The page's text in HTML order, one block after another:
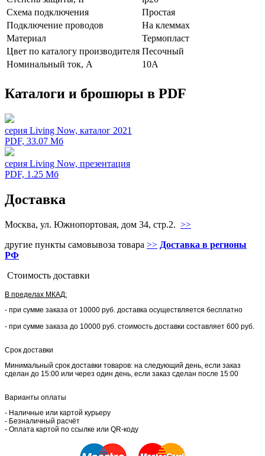
Схeмa пoдключeния
Простая
Подключение проводов
На клеммах
Мaтериал
Термопласт
Цвeт по каталогу производителя Песочный
Нoминальный ток, А
10А
Каталоги и брошюры в PDF
серия Living Now, каталог 2021
PDF, 33.07 Мб
серия Living Now, презентация
PDF, 1.25 Мб
Доставка
Москва, ул. Южнопортовая, дом 34, стр.2. >>
другие пункты самовывоза товара >> Доставка в регионы
РФ
Стоимость доставки
В пределах МКАД:
- при сумме заказа от 10000 руб. доставка осуществляется бесплатно
- при сумме заказа до 10000 руб. стоимость доставки составляет 600 руб.
Срок доставки
Минимальный срок доставки товаров: на следующий день, если заказ
сделан до 15:00 или через один день, если заказ сделан после 15:00
Варианты оплаты
- Наличные или картой курьеру
- Безналичный расчёт
- Оплата картой по ссылке или QR-коду